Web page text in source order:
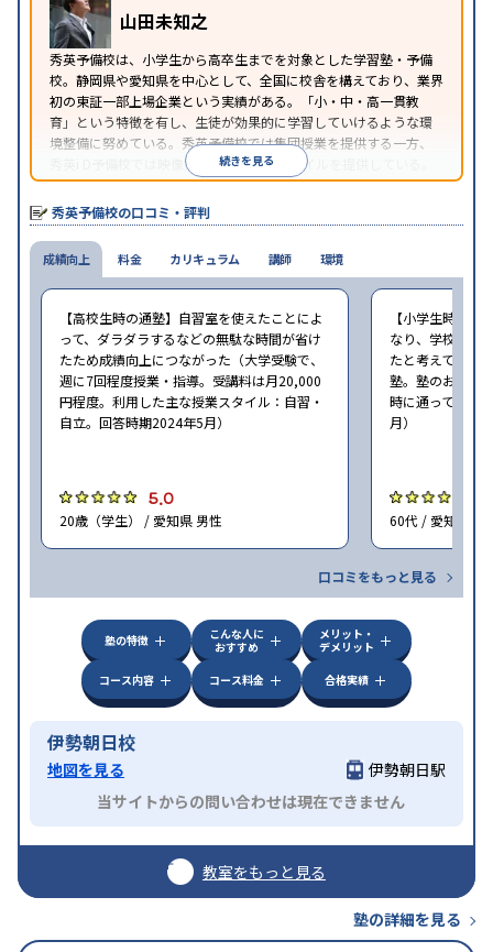
山田未知之
秀英予備校は、小学生から高卒生までを対象とした学習塾・予備
校。静岡県や愛知県を中心として、全国に校舎を構えており、業界
初の東証一部上場企業という実績がある。「小・中・高一貫教
育」という特徴を有し、生徒が効果的に学習していけるような環
境整備に努めている。秀英予備校では集団授業を提供する一方、
秀英i D予備校では映像授業による学習スタイルを提供している。
続きを見る
秀英予備校の口コミ・評判
成績向上
【高校生時の通塾】自習室を使えたことによ
って、ダラダラするなどの無駄な時間が省け
たため成績向上につながった（大学受験で、
週に7回程度授業・指導。受講料は月20,000
円程度。利用した主な授業スタイル：自習・
自立。回答時期2024年5月）
5.0
20歳（学生） / 愛知県 男性
【小学生時の通
なり、学校での
たと考えている
塾。塾のおすす
時に通っていた
月）
60代 / 愛知県 男
口コミをもっと見る
料金 カリキュラム 講師 環境
塾の特徴
こんな人に
おすすめ
メリット・
デメリット
コース内容
コース料金 合格実績
伊勢朝日校
地図を見る
伊勢朝日駅
当サイトからの問い合わせは現在できません
教室をもっと見る
塾の詳細を見る